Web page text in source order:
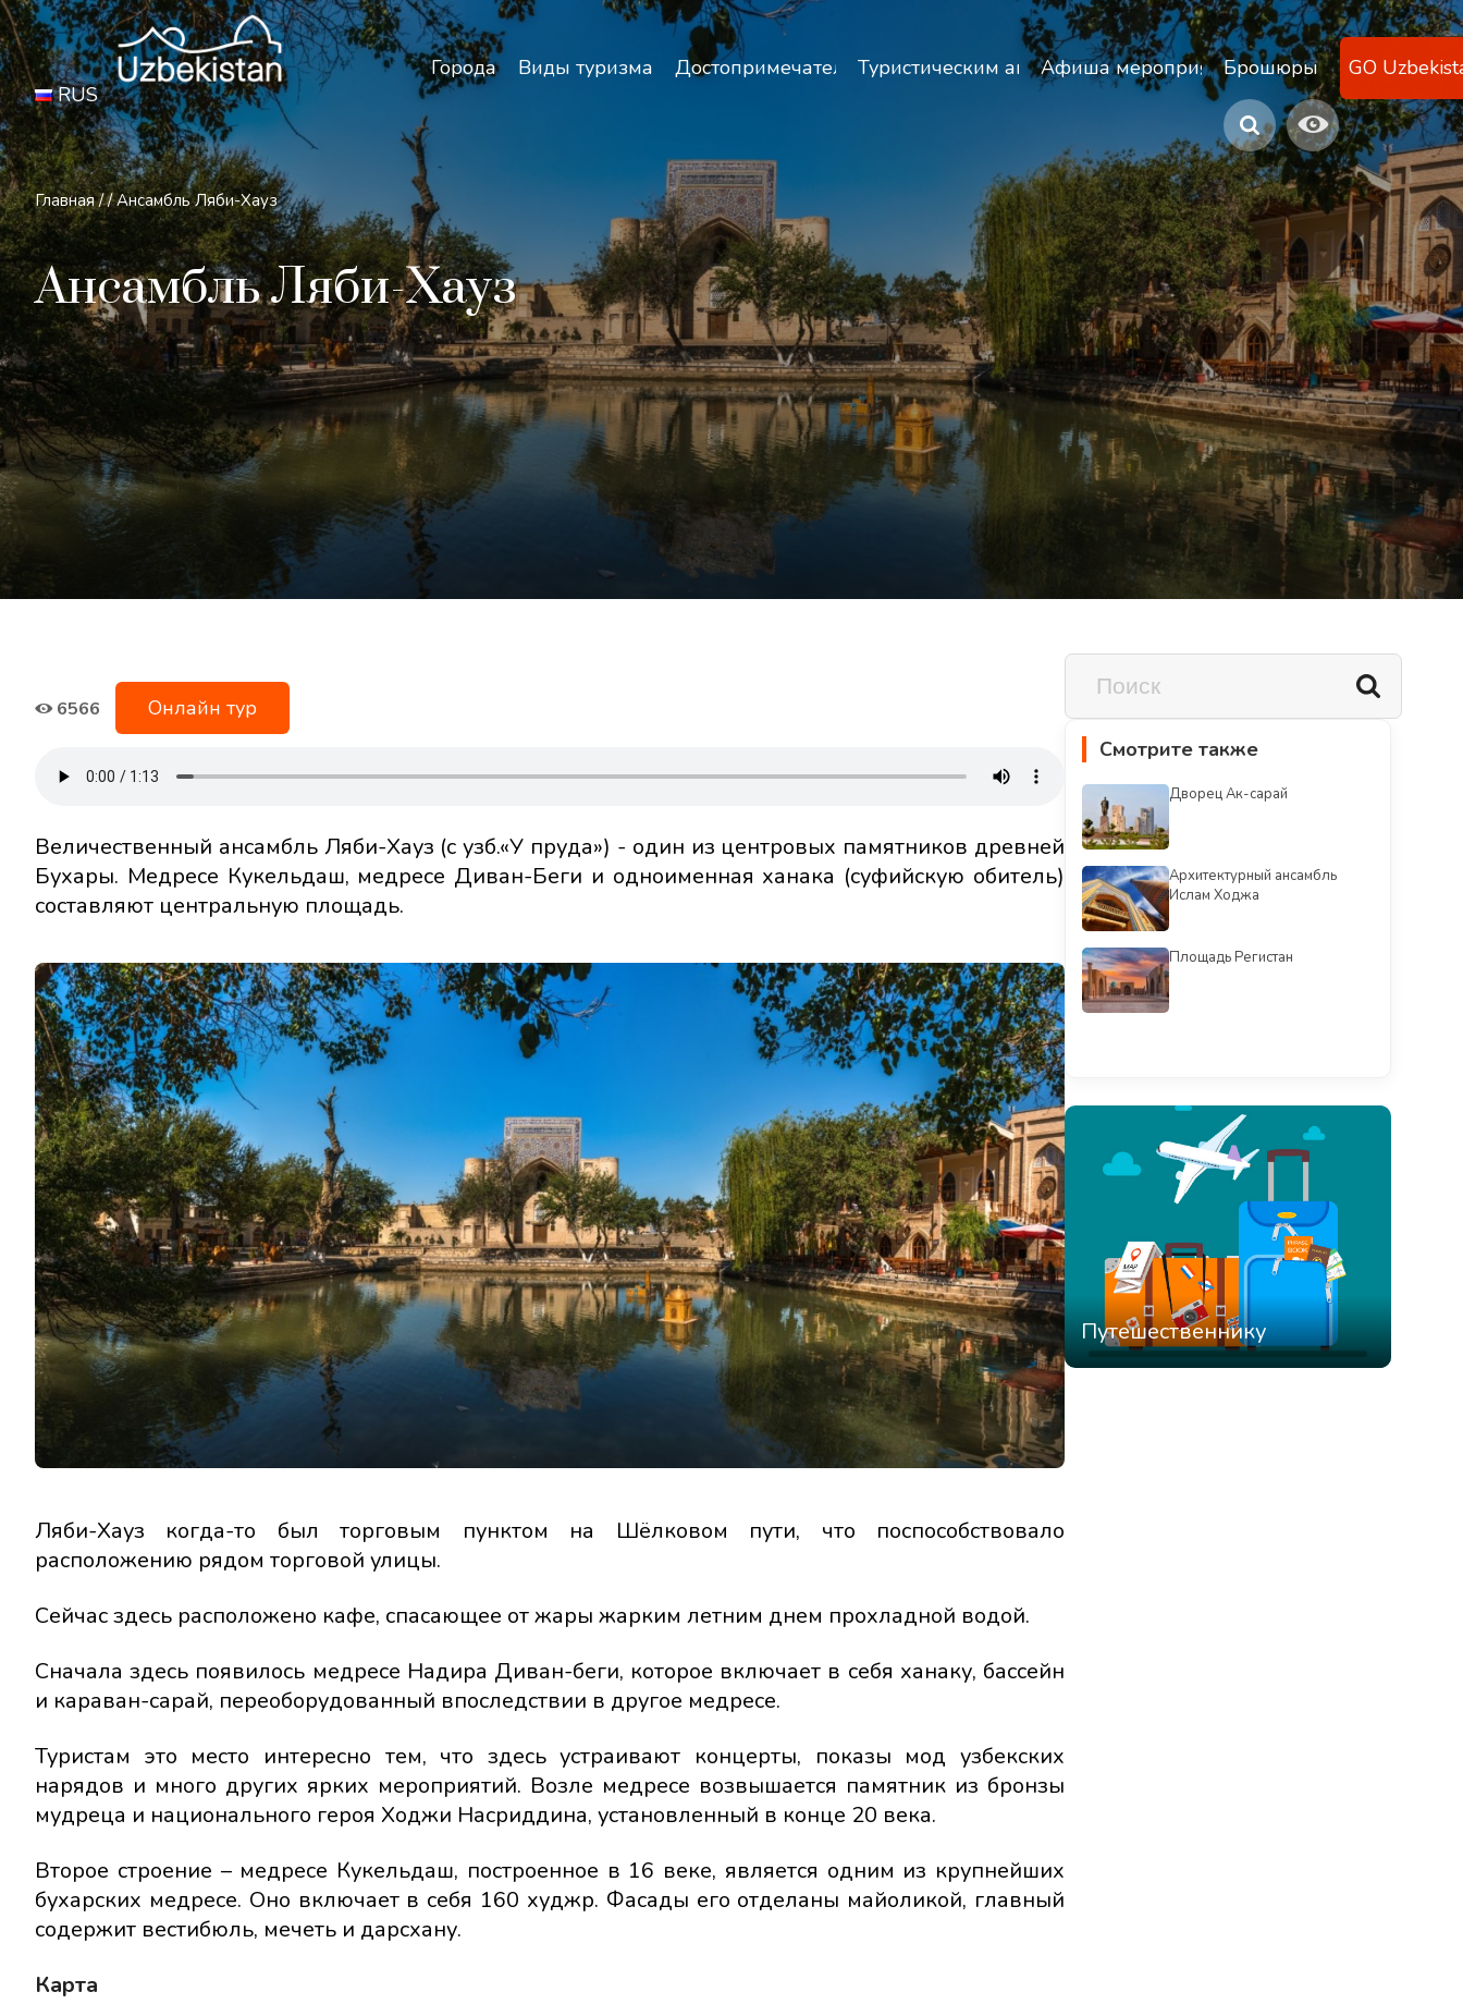
Безопасность и особенности путешествий по Узбекистану
Города
Виды туризма ДостопримечательностиТуристическим агентствамАфиша мероприятийБрошюры
GO
RUS
Главная / / Ансамбль Ляби-Хауз
Ансамбль Ляби-Хауз
6566
Величественный ансамбль Ляби-Хауз (с узб.«У пруда») - один из центровых памятников древней
Бухары. Медресе Кукельдаш, медресе Диван-Беги и одноименная ханака (суфийскую обитель)
составляют центральную площадь.
Ляби-Хауз когда-то был торговым пунктом на Шёлковом пути, что поспособствовало
расположению рядом торговой улицы.
Сейчас здесь расположено кафе, спасающее от жары жарким летним днем прохладной водой.
Сначала здесь появилось медресе Надира Диван-беги, которое включает в себя ханаку, бассейн
и караван-сарай, переоборудованный впоследствии в другое медресе.
Туристам это место интересно тем, что здесь устраивают концерты, показы мод узбекских
нарядов и много других ярких мероприятий. Возле медресе возвышается памятник из бронзы
мудреца и национального героя Ходжи Насриддина, установленный в конце 20 века.
Второе строение – медресе Кукельдаш, построенное в 16 веке, является одним из крупнейших
бухарских медресе. Оно включает в себя 160 худжр. Фасады его отделаны майоликой, главный
содержит вестибюль, мечеть и дарсхану.
Карта
Онлайн тур
Смотрите также
Дворец Ак-сарай
Архитектурный ансамбль
Ислам Ходжа
Площадь Регистан
Путешественнику